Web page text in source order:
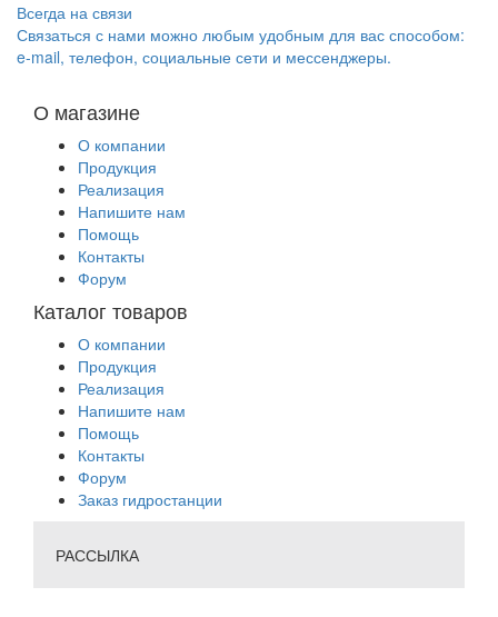
Всегда на связи
Связаться с нами можно любым удобным для вас способом:
e-mail, телефон, социальные сети и мессенджеры.
О магазине
О компании
Продукция
Реализация
Напишите нам
Помощь
Контакты
Форум
Каталог товаров
О компании
Продукция
Реализация
Напишите нам
Помощь
Контакты
Форум
Заказ гидростанции
РАССЫЛКА